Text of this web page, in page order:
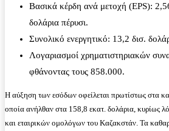
Βασικά κέρδη ανά μετοχή (EPS):
δολάρια πέρυσι.
Συνολικό ενεργητικό: 13,2 δισ.
Λογαριασμοί χρηματιστηριακών
φθάνοντας τους 858.000.
Η αύξηση των εσόδων οφείλεται πρωτίστως στα
οποία ανήλθαν στα 158,8 εκατ. δολάρια, κυρίως
και εταιρικών ομολόγων του Καζακστάν. Τα